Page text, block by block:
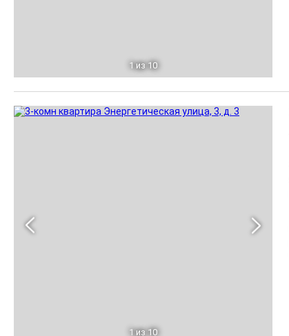
1 из 10
1 из 10